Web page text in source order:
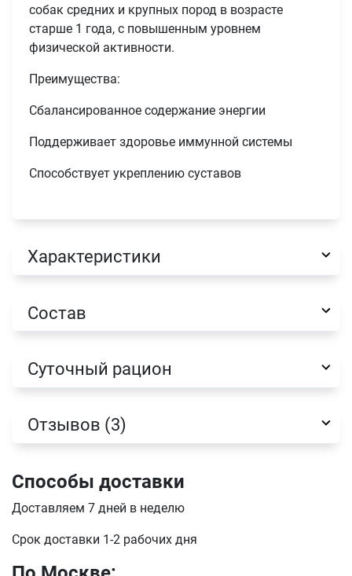
собак средних и крупных пород в возрасте
старше 1 года, с повышенным уровнем
физической активности.
Преимущества:
Сбалансированное содержание энергии
Поддерживает здоровье иммунной системы
Способствует укреплению суставов
Характеристики
Состав
Суточный рацион
Отзывов (3)
Способы доставки
Доставляем 7 дней в неделю
Срок доставки 1-2 рабочих дня
Имя
Телефон